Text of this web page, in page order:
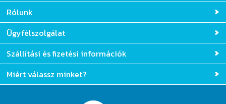
Rólunk
Ügyfélszolgálat
Szállítási és fizetési információk
Miért válassz minket?